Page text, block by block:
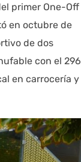
primer One-Off
en octubre de
de dos
con el 296
en carrocería y